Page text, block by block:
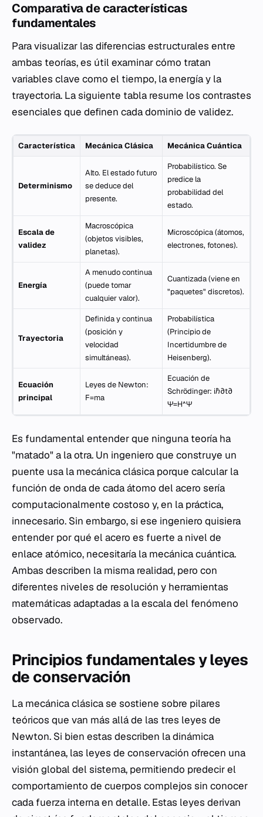
Comparativa de características
fundamentales
Para visualizar las diferencias estructurales entre
ambas teorías, es útil examinar cómo tratan
variables clave como el tiempo, la energía y la
trayectoria. La siguiente tabla resume los contrastes
esenciales que definen cada dominio de validez.
Característica Mecánica Clásica Mecánica Cuántica
Determinismo
Alto. El estado futuro
se deduce del
presente.
Probabilístico. Se
predice la
probabilidad del
estado.
Escala de
validez
Macroscópica
(objetos visibles,
planetas).
Microscópica (átomos,
electrones, fotones).
Energía
A menudo continua
(puede tomar
cualquier valor).
Cuantizada (viene en
"paquetes" discretos).
Trayectoria
Definida y continua
(posición y
velocidad
simultáneas).
Probabilística
(Principio de
Incertidumbre de
Heisenberg).
Ecuación
principal
Leyes de Newton:
F=ma
Ecuación de
Schrödinger: iℏ∂t∂​
Ψ=H^Ψ
Es fundamental entender que ninguna teoría ha
"matado" a la otra. Un ingeniero que construye un
puente usa la mecánica clásica porque calcular la
función de onda de cada átomo del acero sería
computacionalmente costoso y, en la práctica,
innecesario. Sin embargo, si ese ingeniero quisiera
entender por qué el acero es fuerte a nivel de
enlace atómico, necesitaría la mecánica cuántica.
Ambas describen la misma realidad, pero con
diferentes niveles de resolución y herramientas
matemáticas adaptadas a la escala del fenómeno
observado.
Principios fundamentales y leyes
de conservación
La mecánica clásica se sostiene sobre pilares
teóricos que van más allá de las tres leyes de
Newton. Si bien estas describen la dinámica
instantánea, las leyes de conservación ofrecen una
visión global del sistema, permitiendo predecir el
comportamiento de cuerpos complejos sin conocer
cada fuerza interna en detalle. Estas leyes derivan